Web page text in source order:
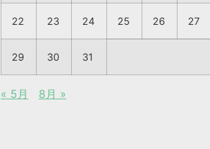
22 23 24 25 26 27
29 30 31
« 5月 8月 »